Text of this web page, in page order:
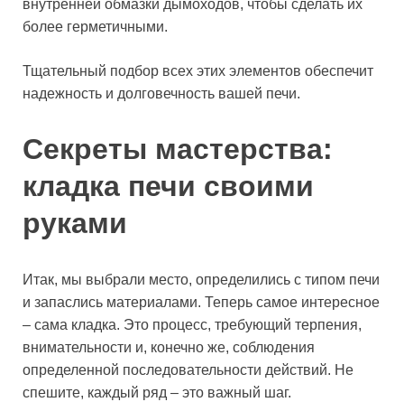
внутренней обмазки дымоходов, чтобы сделать их
более герметичными.
Тщательный подбор всех этих элементов обеспечит
надежность и долговечность вашей печи.
Секреты мастерства:
кладка печи своими
руками
Итак, мы выбрали место, определились с типом печи
и запаслись материалами. Теперь самое интересное
– сама кладка. Это процесс, требующий терпения,
внимательности и, конечно же, соблюдения
определенной последовательности действий. Не
спешите, каждый ряд – это важный шаг.